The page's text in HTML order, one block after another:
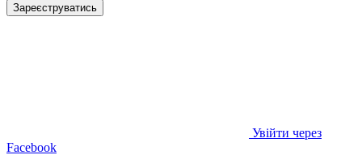
Зареєструватись
Увійти через
Facebook